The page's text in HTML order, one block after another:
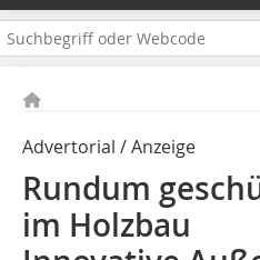
Advertorial / Anzeige
Rundum
im Holzbau